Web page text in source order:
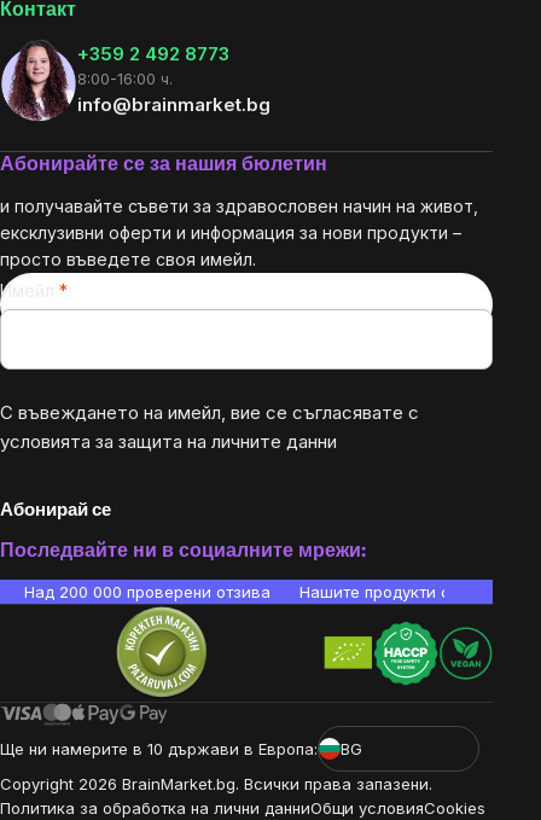
Контакт
+359 2 492 8773
8:00-16:00 ч.
info@brainmarket.bg
Абонирайте се за нашия бюлетин
и получавайте съвети за здравословен начин на живот,
ексклузивни оферти и информация за нови продукти –
просто въведете своя имейл.
Имейл
С въвеждането на имейл, вие се съгласявате с
условията за защита на личните данни
Абонирай се
Последвайте ни в социалните мрежи:
Над 200 000 проверени отзива Нашите продукти са
Ще ни намерите в 10 държави в Европа:
BG
Copyright 2026 BrainMarket.bg. Всички права запазени.
Политика за обработка на лични данниОбщи условияCookies